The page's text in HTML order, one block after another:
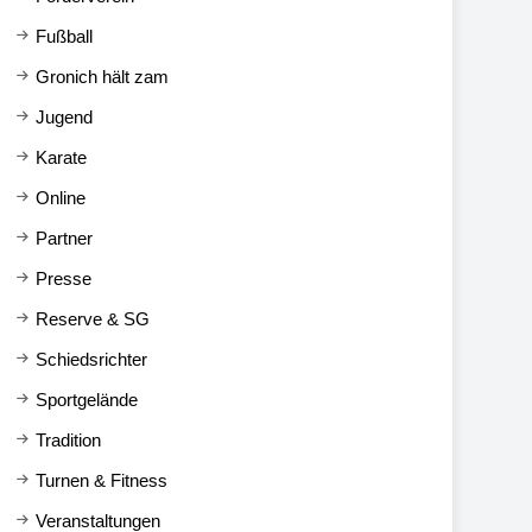
Fußball
Gronich hält zam
Jugend
Karate
Online
Partner
Presse
Reserve & SG
Schiedsrichter
Sportgelände
Tradition
Turnen & Fitness
Veranstaltungen